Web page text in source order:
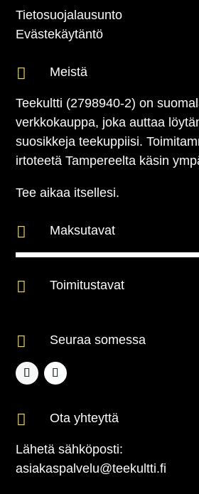
Tietosuojalausunto
Evästekäytäntö
 Meistä
Teekultti (2798940-2) on
verkkokauppa, joka auttaa
suosikkeja teekuppiisi.
irtoteetä Tampereelta käsin
Tee aikaa itsellesi.
 Maksutavat
 Toimitustavat
 Seuraa somessa
 Ota yhteyttä
Lähetä sähköposti:
asiakaspalvelu@teekultti.fi